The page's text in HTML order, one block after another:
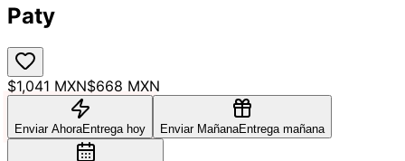
Paty
$1,041 MXN$668 MXN
Enviar AhoraEntrega hoy Enviar MañanaEntrega mañana